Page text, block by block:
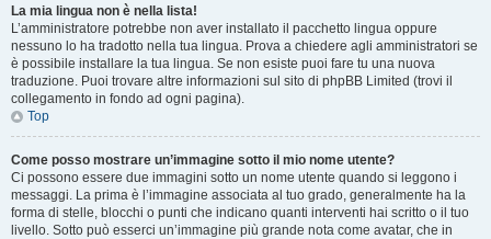
La mia lingua non è nella lista!
L’amministratore potrebbe non aver installato il pacchetto lingua oppure
nessuno lo ha tradotto nella tua lingua. Prova a chiedere agli amministratori se
è possibile installare la tua lingua. Se non esiste puoi fare tu una nuova
traduzione. Puoi trovare altre informazioni sul sito di phpBB Limited (trovi il
collegamento in fondo ad ogni pagina).
Top
Come posso mostrare un’immagine sotto il mio nome utente?
Ci possono essere due immagini sotto un nome utente quando si leggono i
messaggi. La prima è l’immagine associata al tuo grado, generalmente ha la
forma di stelle, blocchi o punti che indicano quanti interventi hai scritto o il tuo
livello. Sotto può esserci un’immagine più grande nota come avatar, che in